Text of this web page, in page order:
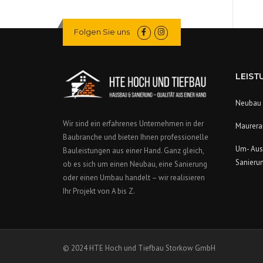
Folgen Sie uns
Wir sind ein erfahrenes Unternehmen in der
Baubranche und bieten Ihnen professionelle
Bauleistungen aus einer Hand. Ganz gleich,
ob es sich um einen Neubau, eine Sanierung
oder einen Umbau handelt – wir realisieren
Ihr Projekt von A bis Z.
Neubau
Um-
© 2024 HTE Hoch und Tiefbau Storkow GmbH